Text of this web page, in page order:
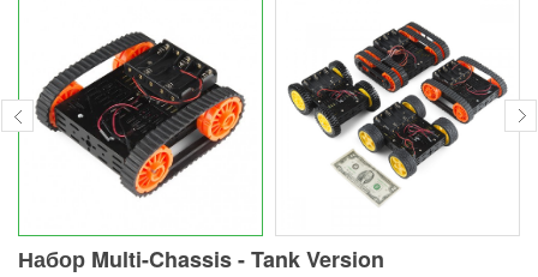
Набор Multi-Chassis - Tank Version